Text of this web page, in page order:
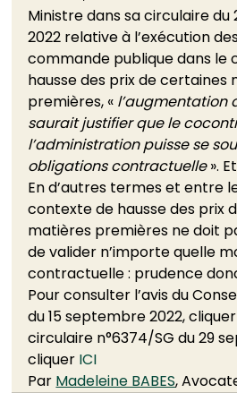
Ministre dans sa circulaire
2022 relative à l’exécution
commande publique dans le
hausse des prix de certaines
premières, « l’augmentation
saurait justifier que le
l’administration puisse se
obligations contractuelle ».
En d’autres termes et entre
contexte de hausse des prix
matières premières ne doit
de valider n’importe quelle
contractuelle : prudence
Pour consulter l’avis du
du 15 septembre 2022, cliquer
circulaire n°6374/SG du 29
cliquer ICI
Par Madeleine BABES,